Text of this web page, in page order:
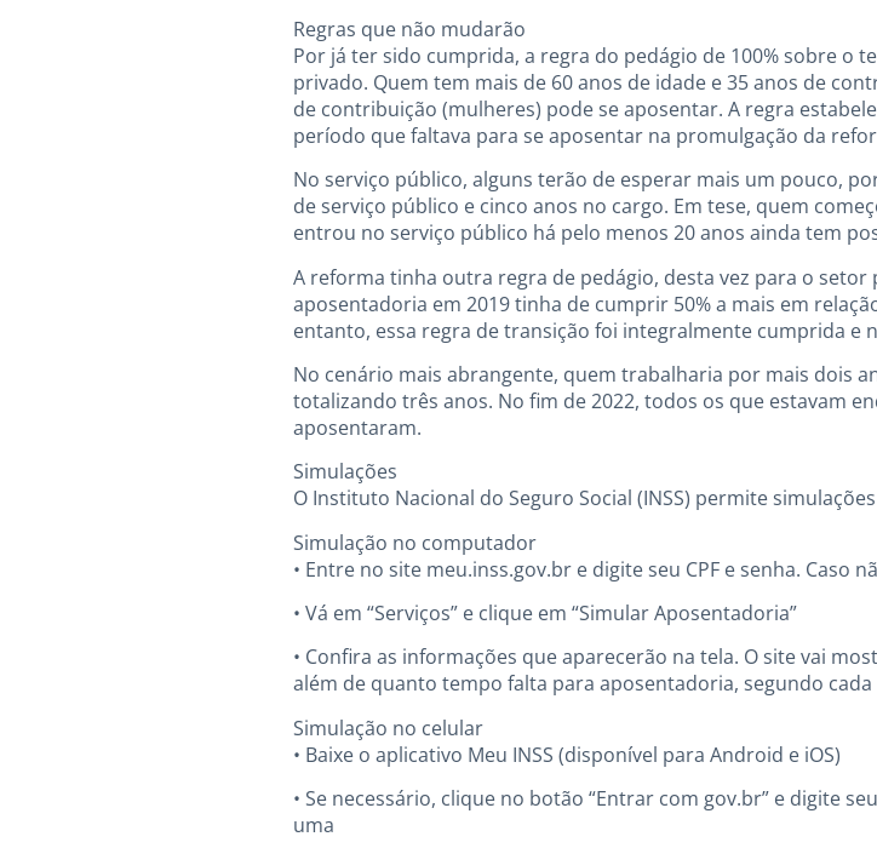
Regras que não mudarão
Por já ter sido cumprida, a regra do pedágio de 100% sobre o
privado. Quem tem mais de 60 anos de idade e 35 anos de
de contribuição (mulheres) pode se aposentar. A regra
período que faltava para se aposentar na promulgação da
No serviço público, alguns terão de esperar mais um pouco,
de serviço público e cinco anos no cargo. Em tese, quem
entrou no serviço público há pelo menos 20 anos ainda tem
A reforma tinha outra regra de pedágio, desta vez para o setor
aposentadoria em 2019 tinha de cumprir 50% a mais em
entanto, essa regra de transição foi integralmente cumprida e
No cenário mais abrangente, quem trabalharia por mais dois
totalizando três anos. No fim de 2022, todos os que estavam
aposentaram.
Simulações
O Instituto Nacional do Seguro Social (INSS) permite
Simulação no computador
• Entre no site meu.inss.gov.br e digite seu CPF e senha. Caso
• Vá em “Serviços” e clique em “Simular Aposentadoria”
• Confira as informações que aparecerão na tela. O site vai
além de quanto tempo falta para aposentadoria, segundo
Simulação no celular
• Baixe o aplicativo Meu INSS (disponível para Android e iOS)
• Se necessário, clique no botão “Entrar com gov.br” e digite
uma